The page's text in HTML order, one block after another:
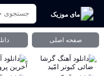
مای موزیک
صفحه اصلی